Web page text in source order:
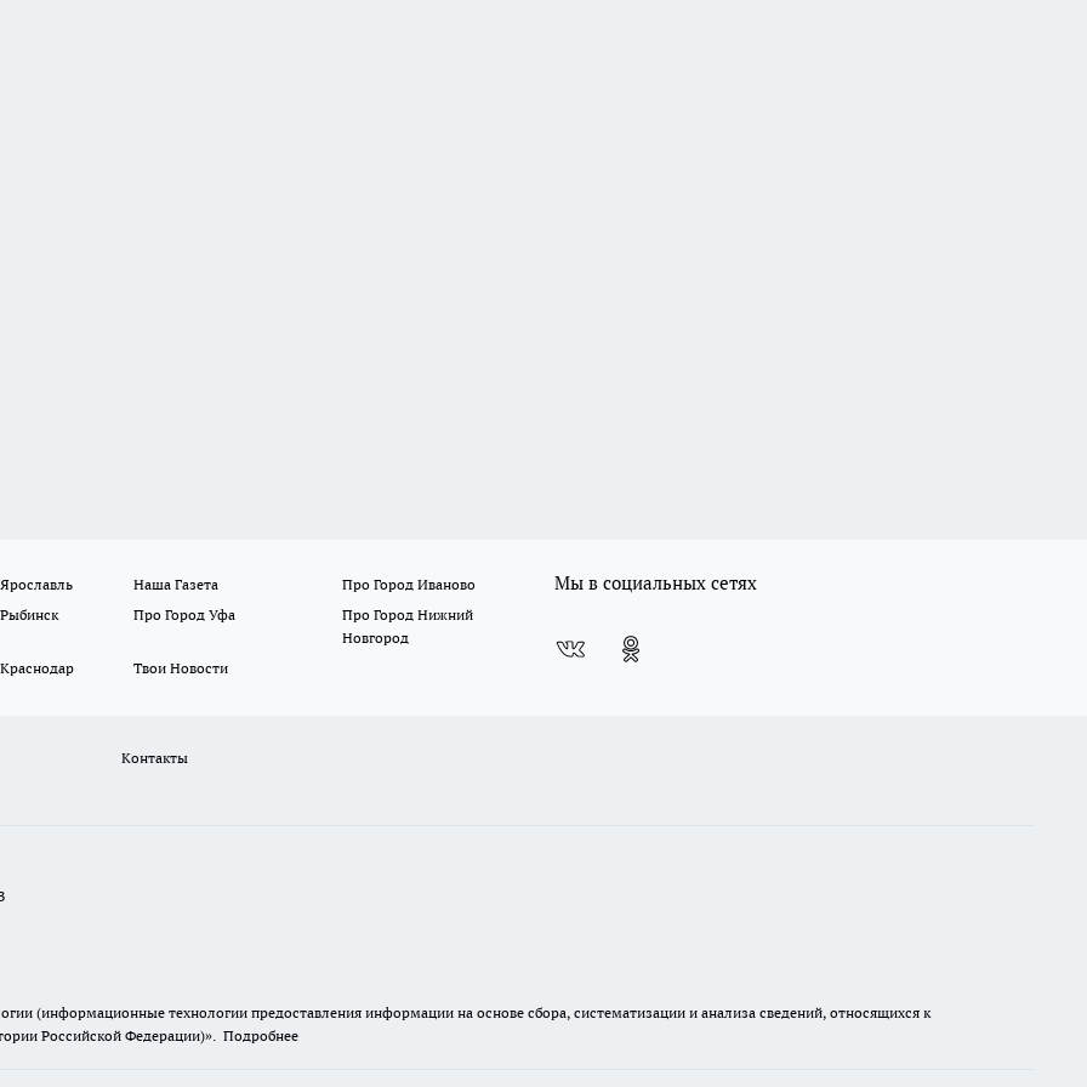
Наша Газета
Про Город Иваново
Про Город Уфа
Про Город Нижний
Новгород
Твои Новости
Мы в социальных сетях
Контакты
(информационные технологии предоставления информации на основе сбора, систематизации и анализа сведений, относящихся к
Российской Федерации)». Подробнее